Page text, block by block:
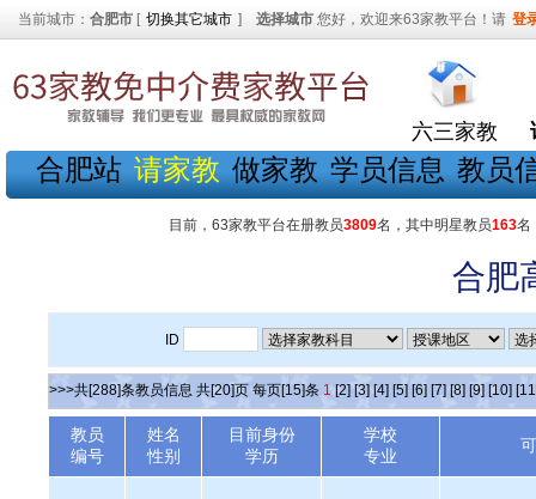
当前城市： 合肥市 [ 切换其它城市 ] 选择城市 您好，欢迎来63家教平台！请 登
六三家教
合肥站 请家教 做家教 学员信息 教员
目前，63家教平台在册教员3809名，其中明星教员163名
合肥
ID
>>>共[288]条教员信息 共[20]页 每页[15]条 1 [2] [3] [4] [5] [6] [7] [8] [9] [10]
教员
编号
姓名
性别
目前身份
学历
学校
专业